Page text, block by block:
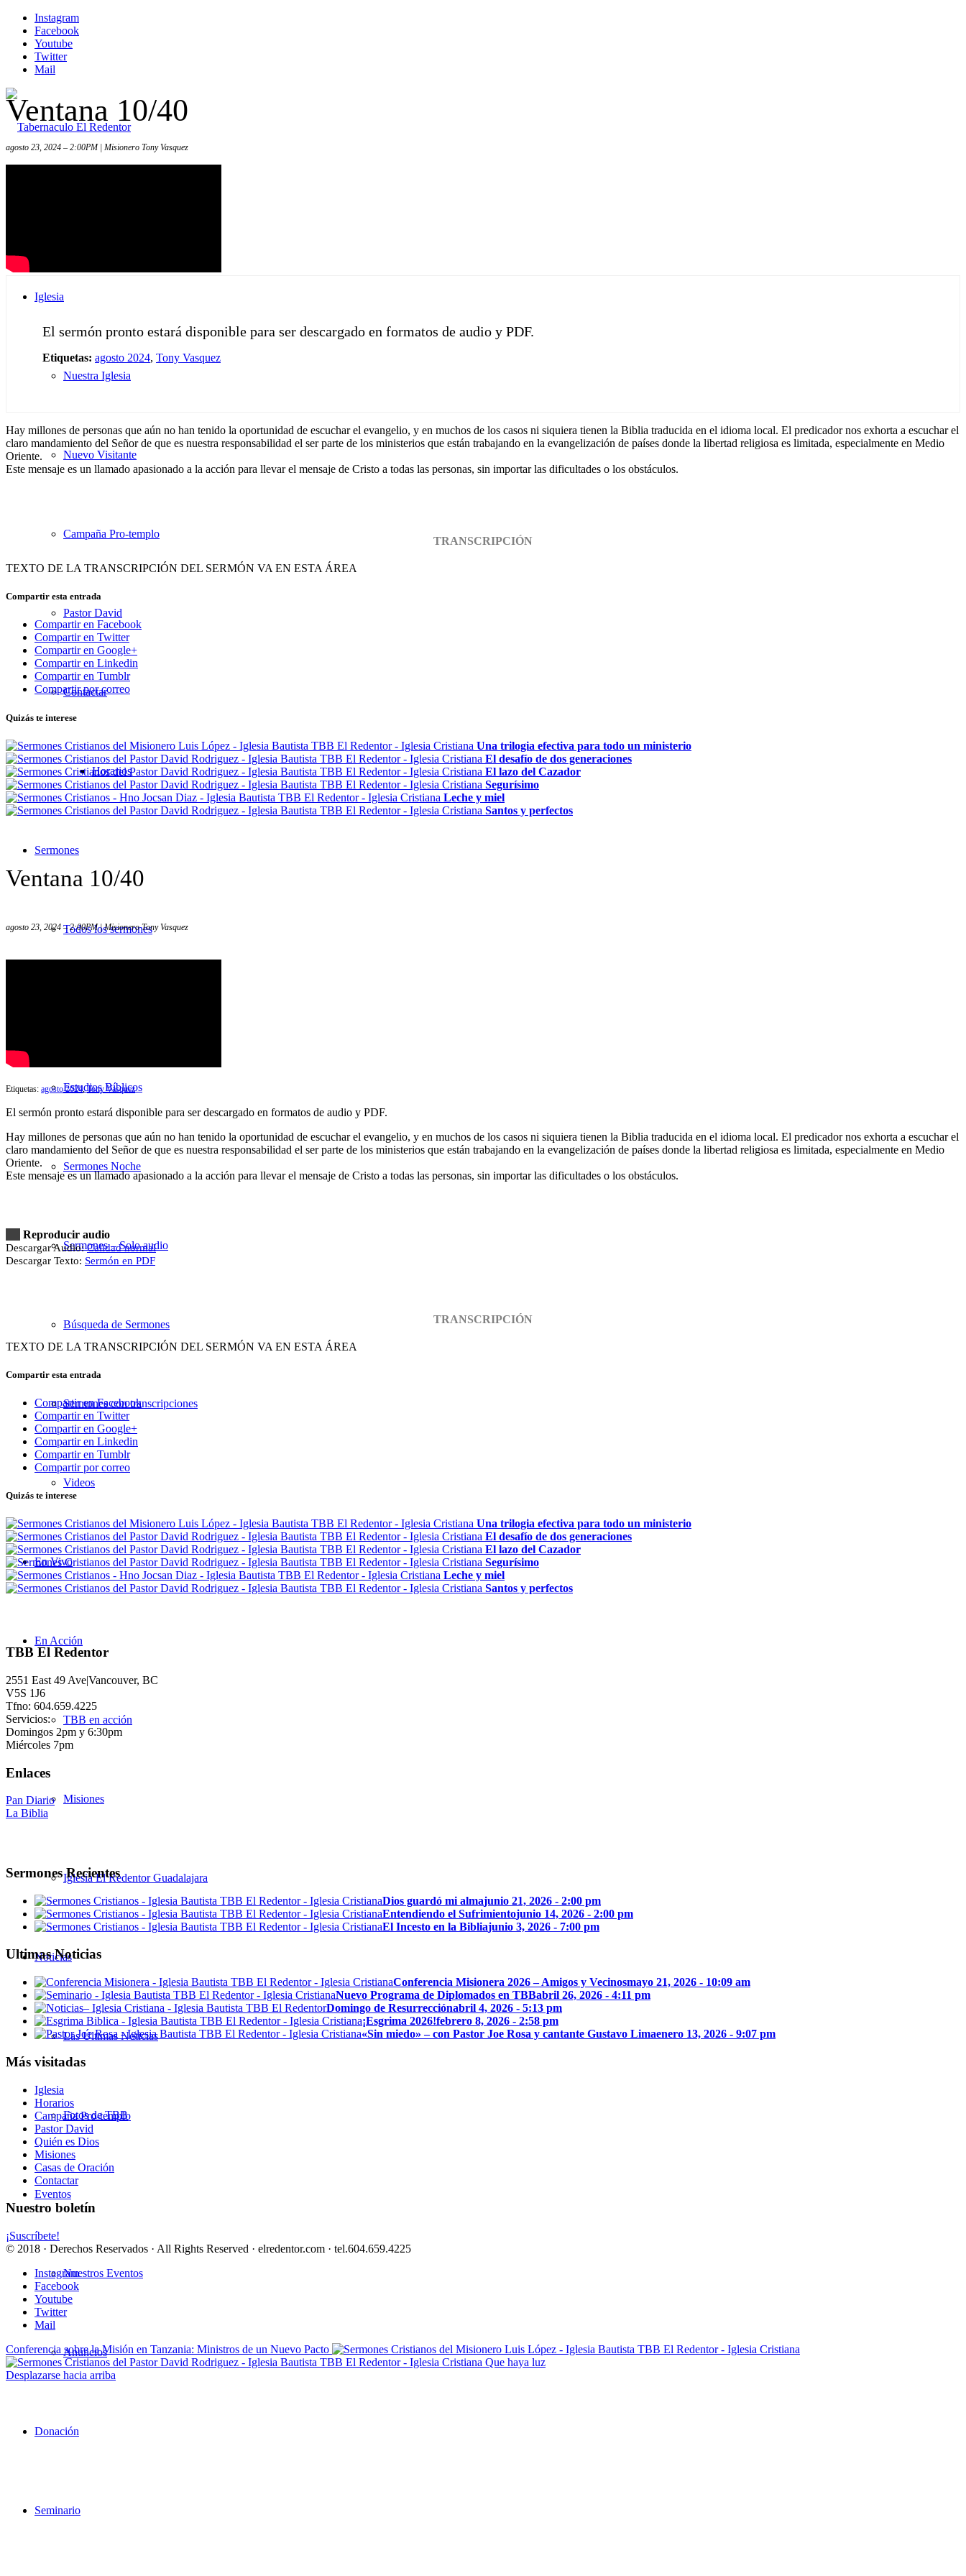
Instagram
Facebook
Youtube
Twitter
Mail
Iglesia
Nuestra Iglesia
Nuevo Visitante
Campaña Pro-templo
Pastor David
Contactar
Horarios
Sermones
Todos los sermones
Estudios Bíblicos
Sermones Noche
Sermones – Solo audio
Búsqueda de Sermones
Sermones con transcripciones
Videos
En Vivo
En Acción
TBB en acción
Misiones
Iglesia El Redentor Guadalajara
Noticias
Las Últimas Noticias
Fotos de TBB
Eventos
Nuestros Eventos
Anuncios
Donación
Seminario
Ventana 10/40
agosto 23, 2024 – 2:00PM | Misionero Tony Vasquez
El sermón pronto estará disponible para ser descargado en formatos de audio y PDF.
Etiquetas: agosto 2024, Tony Vasquez
Hay millones de personas que aún no han tenido la oportunidad de escuchar el evangelio, y en muchos de los casos ni siquiera tienen la Biblia traducida en el idioma local. El predicador nos exhorta a escuchar el
claro mandamiento del Señor de que es nuestra responsabilidad el ser parte de los ministerios que están trabajando en la evangelización de países donde la libertad religiosa es limitada, especialmente en Medio
Oriente.
Este mensaje es un llamado apasionado a la acción para llevar el mensaje de Cristo a todas las personas, sin importar las dificultades o los obstáculos.
TRANSCRIPCIÓN
TEXTO DE LA TRANSCRIPCIÓN DEL SERMÓN VA EN ESTA ÁREA
Compartir esta entrada
Compartir en Facebook
Compartir en Twitter
Compartir en Google+
Compartir en Linkedin
Compartir en Tumblr
Compartir por correo
Quizás te interese
Una trilogia efectiva para todo un ministerio
El desafío de dos generaciones
El lazo del Cazador
Segurísimo
Leche y miel
Santos y perfectos
Ventana 10/40
agosto 23, 2024 – 2:00PM | Misionero Tony Vasquez
Etiquetas: agosto 2024,Tony Vasquez
El sermón pronto estará disponible para ser descargado en formatos de audio y PDF.
Hay millones de personas que aún no han tenido la oportunidad de escuchar el evangelio, y en muchos de los casos ni siquiera tienen la Biblia traducida en el idioma local. El predicador nos exhorta a escuchar el
claro mandamiento del Señor de que es nuestra responsabilidad el ser parte de los ministerios que están trabajando en la evangelización de países donde la libertad religiosa es limitada, especialmente en Medio
Oriente.
Este mensaje es un llamado apasionado a la acción para llevar el mensaje de Cristo a todas las personas, sin importar las dificultades o los obstáculos.
Reproducir audio
Descargar Audio:Calidad normal
Descargar Texto: Sermón en PDF
TRANSCRIPCIÓN
TEXTO DE LA TRANSCRIPCIÓN DEL SERMÓN VA EN ESTA ÁREA
Compartir esta entrada
Compartir en Facebook
Compartir en Twitter
Compartir en Google+
Compartir en Linkedin
Compartir en Tumblr
Compartir por correo
Quizás te interese
Una trilogia efectiva para todo un ministerio
El desafío de dos generaciones
El lazo del Cazador
Segurísimo
Leche y miel
Santos y perfectos
TBB El Redentor
2551 East 49 Ave|Vancouver, BC
V5S 1J6
Tfno: 604.659.4225
Servicios:
Domingos 2pm y 6:30pm
Miércoles 7pm
Enlaces
Pan Diario
La Biblia
Sermones Recientes
Dios guardó mi almajunio 21, 2026 - 2:00 pm
Entendiendo el Sufrimientojunio 14, 2026 - 2:00 pm
El Incesto en la Bibliajunio 3, 2026 - 7:00 pm
Ultimas Noticias
Conferencia Misionera 2026 – Amigos y Vecinosmayo 21, 2026 - 10:09 am
Nuevo Programa de Diplomados en TBBabril 26, 2026 - 4:11 pm
Domingo de Resurrecciónabril 4, 2026 - 5:13 pm
¡Esgrima 2026!febrero 8, 2026 - 2:58 pm
«Sin miedo» – con Pastor Joe Rosa y cantante Gustavo Limaenero 13, 2026 - 9:07 pm
Más visitadas
Iglesia
Horarios
Campaña Pro-templo
Pastor David
Quién es Dios
Misiones
Casas de Oración
Contactar
Nuestro boletín
¡Suscríbete!
© 2018 · Derechos Reservados · All Rights Reserved · elredentor.com · tel.604.659.4225
Instagram
Facebook
Youtube
Twitter
Mail
Conferencia sobre la Misión en Tanzania: Ministros de un Nuevo Pacto
Que haya luz
Desplazarse hacia arriba